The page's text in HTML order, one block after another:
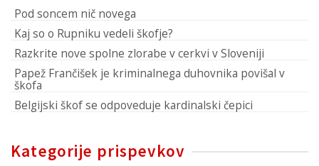
Pod soncem nič novega
Kaj so o Rupniku vedeli škofje?
Razkrite nove spolne zlorabe v cerkvi v Sloveniji
Papež Frančišek je kriminalnega duhovnika povišal v
škofa
Belgijski škof se odpoveduje kardinalski čepici
Kategorije prispevkov